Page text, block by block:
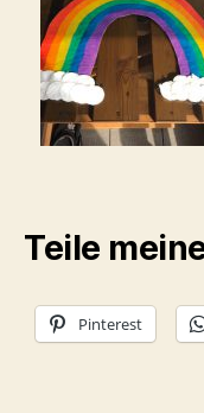
Teile
Pinterest